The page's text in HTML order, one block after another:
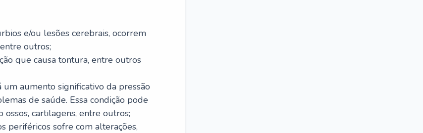
e/ou lesões cerebrais, ocorrem
outros;
que causa tontura, entre outros
aumento significativo da pressão
de saúde. Essa condição pode
cartilagens, entre outros;
periféricos sofre com alterações,